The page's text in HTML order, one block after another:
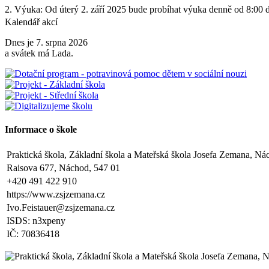
2. Výuka: Od úterý 2. září 2025 bude probíhat výuka denně od 8:00
4. Školní družina: Provoz školní družiny bude od 12:30 do 15:30
5. Projekt „Obědy do škol“: Zákonní zástupci žáků, kteří budou do
kontaktováni vedením školy s podrobnějšími informacemi.
V Náchodě dne 20. srpna 2025 Ing. Ivo Feistauer ředitel školy
Branný den v Josefově
Šípkovaná - Nové Město nad Metují, VI. a VII. třída
Zveřejněno: 21.5.2025
Třídní výlet Liberec IV.třída
Zveřejněno: 20.5.2025
Výlet do ZOO Dvůr Králové n/L
Zveřejněno: 16.5.2025
plavecká výuka, V., VI. a VII.třída
Zveřejněno: 8.4.2025
Kalendář akcí
Dnes je 7. srpna 2026
a svátek má Lada.
Informace o škole
Praktická škola, Základní škola a Mateřská škola Josefa Zemana,
Raisova 677, Náchod, 547 01
+420 491 422 910
https://www.zsjzemana.cz
Ivo.Feistauer@zsjzemana.cz
ISDS: n3xpeny
IČ: 70836418